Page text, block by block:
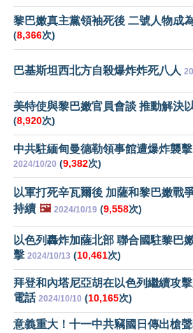
黎巴嫩真主黨領袖死後 二號人物成
(8,366次)
巴基斯坦西北方自殺爆炸炸死八人
美特使與黎巴嫩官員會談 推動解決
(8,920次)
中共駐緬甸曼德勒領事館遭爆炸襲
2024/10/20 (9,382次)
以軍打死辛瓦爾後 加薩和黎巴嫩戰
持續 🖼️ 2024/10/19 (9,558次)
以色列轟炸加薩北部 聯合國駐黎巴
擊 2024/10/13 (10,461次)
拜登和內塔尼亞胡在以色列繼續攻
電話 2024/10/10 (10,165次)
意義重大！十一中共竊國日傳出槍